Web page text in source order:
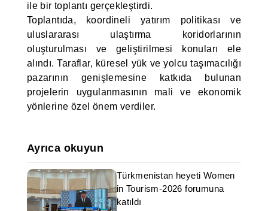
ile bir toplantı gerçekleştirdi.
Toplantıda, koordineli yatırım politikası ve
uluslararası ulaştırma koridorlarının
oluşturulması ve geliştirilmesi konuları ele
alındı. Taraflar, küresel yük ve yolcu taşımacılığı
pazarının genişlemesine katkıda bulunan
projelerin uygulanmasının mali ve ekonomik
yönlerine özel önem verdiler.
Ayrıca okuyun
Türkmenistan heyeti Women
in Tourism-2026 forumuna
katıldı